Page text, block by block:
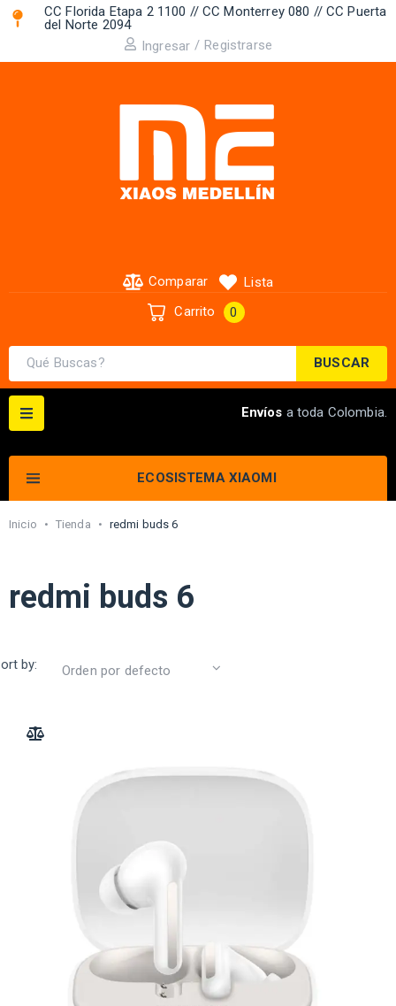
CC Florida Etapa 2 1100 // CC Monterrey 080 // CC Puerta
del Norte 2094 ​
Ingresar / Registrarse
BUSCAR
Comparar
Lista
Carrito
0
ECOSISTEMA XIAOMI
Envíos a toda Colombia.
Inicio • Tienda • redmi buds 6
redmi buds 6
by: